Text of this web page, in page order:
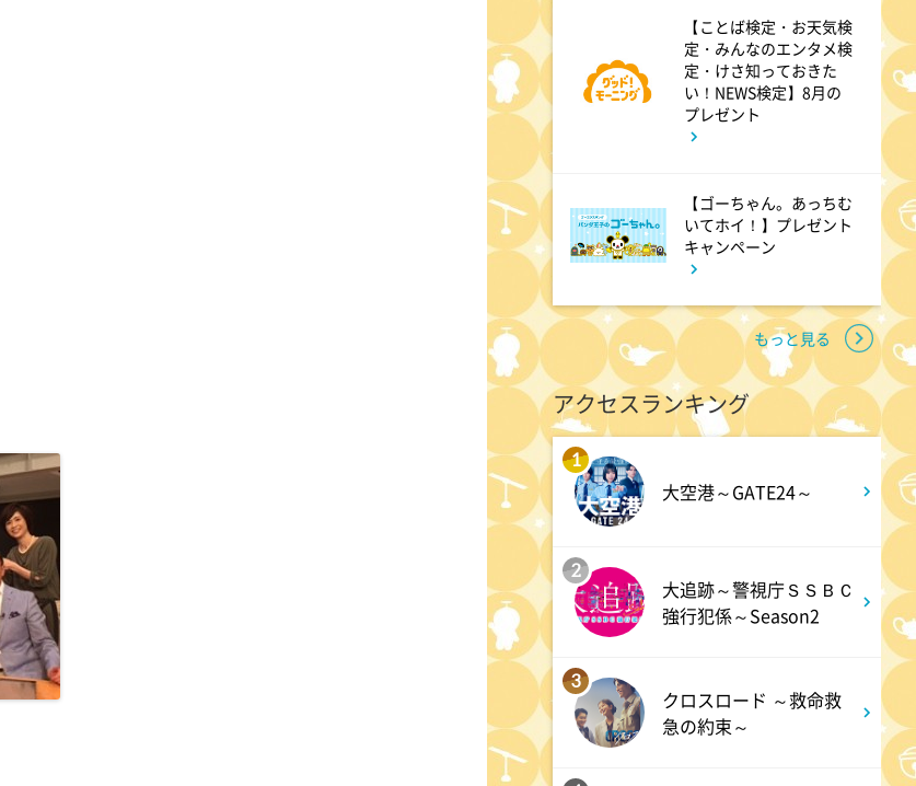
1:00
徹子の部屋 追悼・寿美花代さ
ん
DAIGOも台所 ～きょうの献
立 何にする?～ 簡単!コーヒ
ーパンナコッタ
午後 1:45
ANNニュース
午後
TOKYO EVERYONE
午後 1:55
午後もじゅん散歩
午後 2:53
【ことば検定・お天気検
定・みんなのエンタメ検
定・けさ知っておきた
い！NEWS検定】8月の
プレゼント
【ゴーちゃん。あっちむ
いてホイ！】プレゼント
キャンペーン
もっと見る
アクセスランキング
1
大空港～GATE24～
2
大追跡～警視庁ＳＳＢＣ
強行犯係～Season2
3
クロスロード ～救命救
急の約束～